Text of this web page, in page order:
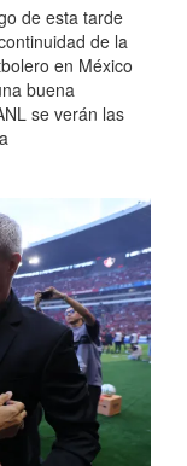
de esta tarde
de la
en México
buena
se verán las